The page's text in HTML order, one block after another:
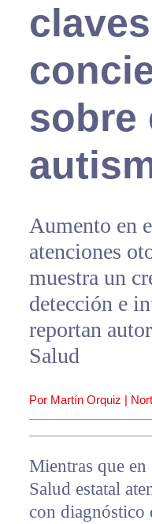
sobre
Aumento en
atenciones
muestra un
detección e
reportan
Salud
Por Martín Orquiz |
Mientras que en
Salud estatal
con diagnóstico